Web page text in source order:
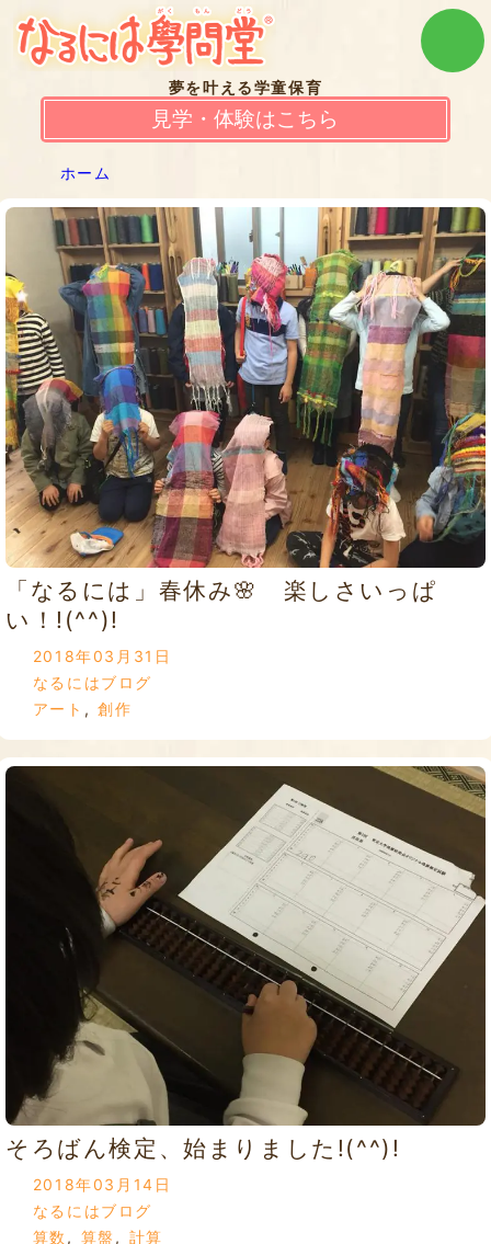
夢を叶える学童保育
見学・体験はこちら
ホーム
「なるには」春休み🌸 楽しさいっぱ
い！!(^^)!
2018年03月31日
なるにはブログ
アート ,創作
そろばん検定、始まりました!(^^)!
2018年03月14日
なるにはブログ
算数 , 算盤 , 計算